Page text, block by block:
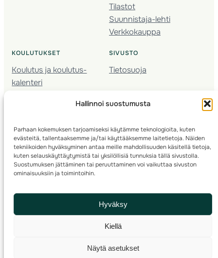
Hallinnoi suostumusta
Parhaan kokemuksen tarjoamiseksi käytämme teknologioita, kuten
evästeitä, tallentaaksemme ja/tai käyttääksemme laitetietoja. Näiden
tekniikoiden hyväksyminen antaa meille mahdollisuuden käsitellä tietoja,
kuten selauskäyttäytymistä tai yksilöllisiä tunnuksia tällä sivustolla.
Suostumuksen jättäminen tai peruuttaminen voi vaikuttaa sivuston
ominaisuuksiin ja toimintoihin.
Hyväksy
Kiellä
Näytä asetukset
Tilastot
Suunnistaja-lehti
Verkkokauppa
KOULUTUKSET
Koulutus ja koulutus­
kalenteri
Seura­kehittäminen
Kartoitus
Ratamestari
SIVUSTO
Tietosuoja
© 2025 ·Suomen Suunnistusliitto· Valimotie 10, 00380 Helsinki, Finland
info(a)suunnistusliitto.fi,Rastilipun asiat: rastilippu(a)suunnistusliitto.fi
Kilpailut ja kuntorastit – Rastilippu:::Rastilipun ohjeet